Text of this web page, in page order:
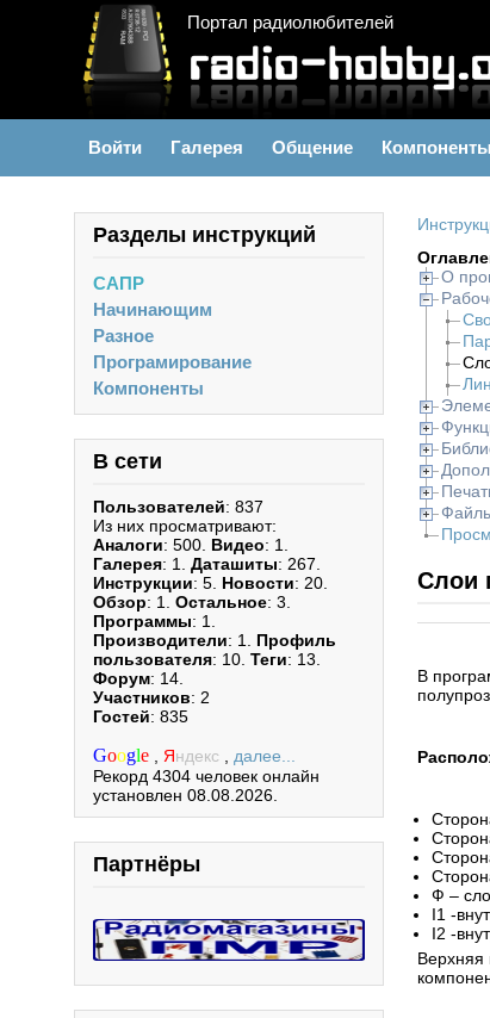
Портал радиолюбителей
Войти Галерея Общение Компоненты
Разделы инструкций
САПР
Начинающим
Разное
Програмирование
Компоненты
В сети
Пользователей: 837
Из них просматривают:
Аналоги: 500. Видео: 1.
Галерея: 1. Даташиты: 267.
Инструкции: 5. Новости: 20.
Обзор: 1. Остальное: 3.
Программы: 1.
Производители: 1. Профиль
пользователя: 10. Теги: 13.
Форум: 14.
Участников: 2
Гостей: 835
Google Яндекс
далее...
Рекорд 4304 человек онлайн
установлен 08.08.2026.
Партнёры
О
Слои
В
Ф –
I1 -
I2 -
Верхняя